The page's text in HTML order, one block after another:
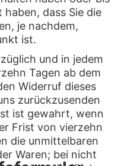
dass Sie die
je nachdem,
ist.
und in jedem
Tagen ab dem
Widerruf dieses
zurückzusenden
ist gewahrt, wenn
Frist von vierzehn
die unmittelbaren
Waren; bei nicht